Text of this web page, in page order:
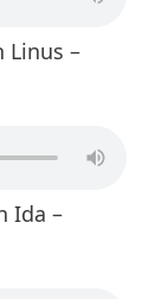
Linus –
Ida –